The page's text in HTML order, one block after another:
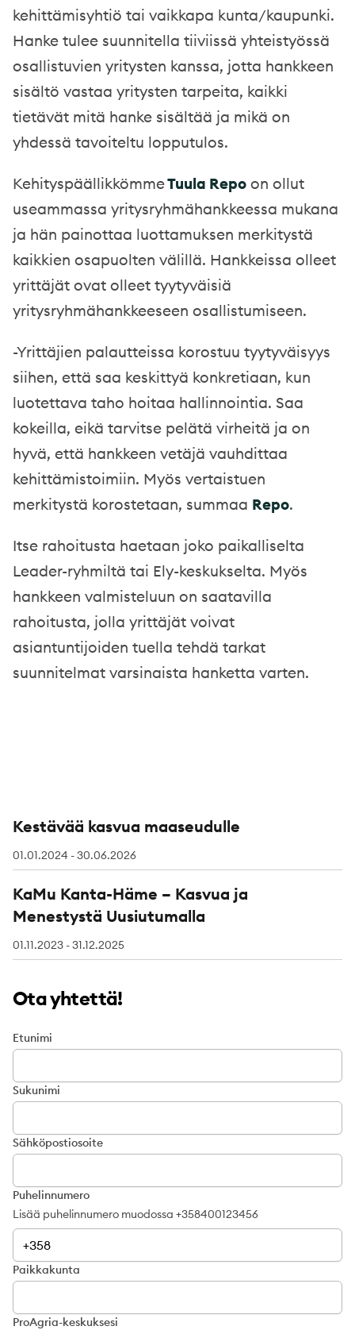
kehittämisyhtiö tai vaikkapa kunta/kaupunki.
Hanke tulee suunnitella tiiviissä yhteistyössä
osallistuvien yritysten kanssa, jotta hankkeen
sisältö vastaa yritysten tarpeita, kaikki
tietävät mitä hanke sisältää ja mikä on
yhdessä tavoiteltu lopputulos.
KehityspäällikkömmeTuula Repo on ollut
useammassa yritysryhmähankkeessa mukana
ja hän painottaa luottamuksen merkitystä
kaikkien osapuolten välillä. Hankkeissa olleet
yrittäjät ovat olleet tyytyväisiä
yritysryhmähankkeeseen osallistumiseen.
-Yrittäjien palautteissa korostuu tyytyväisyys
siihen, että saa keskittyä konkretiaan, kun
luotettava taho hoitaa hallinnointia. Saa
kokeilla, eikä tarvitse pelätä virheitä ja on
hyvä, että hankkeen vetäjä vauhdittaa
kehittämistoimiin. Myös vertaistuen
merkitystä korostetaan, summaa Repo.
Itse rahoitusta haetaan joko paikalliselta
Leader-ryhmiltä tai Ely-keskukselta. Myös
hankkeen valmisteluun on saatavilla
rahoitusta, jolla yrittäjät voivat
asiantuntijoiden tuella tehdä tarkat
suunnitelmat varsinaista hanketta varten.
Kestävää kasvua maaseudulle
01.01.2024 - 30.06.2026
KaMu Kanta-Häme – Kasvua ja
Menestystä Uusiutumalla
01.11.2023 - 31.12.2025
Ota yhtettä!
Etunimi
Sukunimi
Sähköpostiosoite
Puhelinnumero
Lisää puhelinnumero muodossa +358400123456
Paikkakunta
ProAgria-keskuksesi